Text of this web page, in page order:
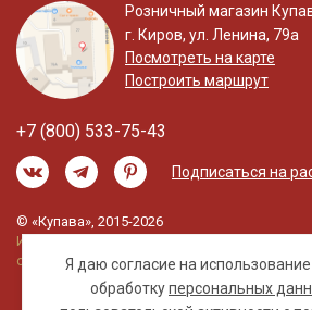
Я даю согласие на
обработкуперсональных
Розничный магазин
г. Киров, ул. Ленина, 79а
Посмотреть на карте
Построить маршрут
+7 (800) 533-75-43
Подписаться на
© «Купава», 2015-2026
Информация на сайте не является публичной
офертой.